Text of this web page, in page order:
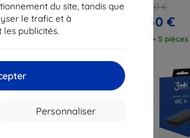
du site, tandis que
le trafic et à
publicités.
Personnaliser
17,90 €
16,12 €
stock > 5 pièces
13,90 €
12,50 €
En stock > 5 pièces
-42%